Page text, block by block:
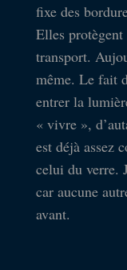
fixe des
Elles
transport.
même. Le fait
entrer la
« vivre »,
est déjà assez
celui du verre.
car aucune
avant.